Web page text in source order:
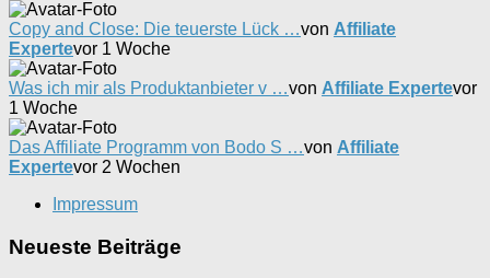
Copy and Close: Die teuerste Lück …von Affiliate
Expertevor 1 Woche
Was ich mir als Produktanbieter v …von Affiliate Expertevor
1 Woche
Das Affiliate Programm von Bodo S …von Affiliate
Expertevor 2 Wochen
Impressum
Neueste Beiträge